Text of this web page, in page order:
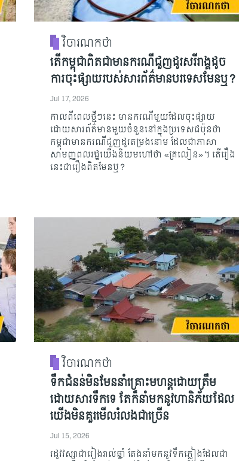
វិចារណកថា
តើកម្ពុជាពិតជាមានករណីជួញដូរសរីរាង្គដូច
ការចុះផ្សាយរបស់សារព័ត៌មានបរទេសមែនឬ?
Jul 17, 2026
កាលពីពេលថ្មីៗនេះ មានករណីមួយដែលចុះផ្សាយ
ដោយសារព័ត៌មានមួយចំនួននៅក្នុងប្រទេសជប៉ុនថា
កម្ពុជាមានករណីជួញដូរតម្រងនោម ដែលជាភាសា
សាមញ្ញពលរដ្ឋយើងនិយមហៅថា «គ្រលៀន»។ តើរឿង
នេះជារឿងពិតមែនឬ?
វិចារណកថា
ទឹកជំនន់មិនមែននាំគ្រោះមហន្តដោយត្រឹម
ដោយសារទឹកទេ តែក៏នាំមកនូវហានិភ័យដែល
យើងមិនគួរមើលរំលងជាច្រើន
Jul 15, 2026
រដូវវស្សាជារៀងរាល់ឆ្នាំ តែងនាំមកនូវទឹកភ្លៀងដែលជា